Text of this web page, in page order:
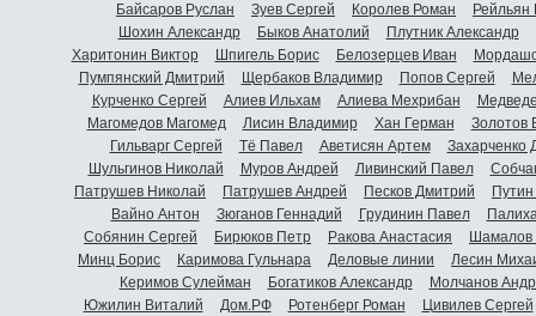
Байсаров Руслан
Зуев Сергей Королев Роман
Шохин Александр
Быков Анатолий Плутник Александр
Харитонин Виктор
Шпигель Борис Белозерцев Иван
Пумпянский Дмитрий
Щербаков Владимир Попов Сергей
Курченко Сергей
Алиев Ильхам Алиева Мехрибан
Магомедов Магомед
Лисин Владимир Хан Герман
Золотов
Гильварг Сергей
Тё Павел Аветисян Артем
Захарченко
Шульгинов Николай
Муров Андрей Ливинский Павел
Патрушев Николай
Патрушев Андрей Песков Дмитрий
Вайно Антон
Зюганов Геннадий Грудинин Павел
Собянин Сергей
Бирюков Петр Ракова Анастасия
Шамалов
Минц Борис
Каримова Гульнара Деловые линии
Лесин
Керимов Сулейман
Богатиков Александр
Молчанов
Южилин Виталий
Дом.РФ Ротенберг Роман
Цивилев Сергей